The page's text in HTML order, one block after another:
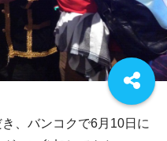
、バンコクで6月10日に